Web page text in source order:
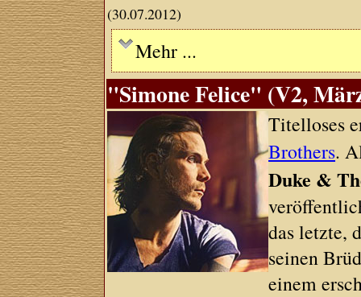
(30.07.2012)
Mehr ...
"Simone Felice" (V2,
Titelloses
Brothers.
Duke &
das letzte,
seinen
einem